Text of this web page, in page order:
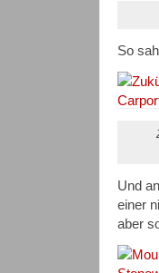
So
Und
einer
aber